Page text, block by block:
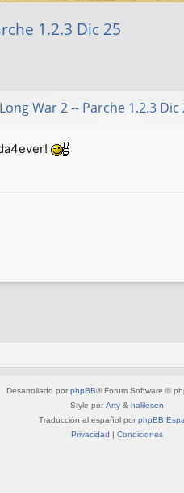
1.2.3 Dic 25
War 2 -- Parche 1.2.3 Dic
Desarrollado por phpBB® Forum Software ©
Style por Arty & halilesen
Traducción al español por phpBB
Privacidad
Condiciones